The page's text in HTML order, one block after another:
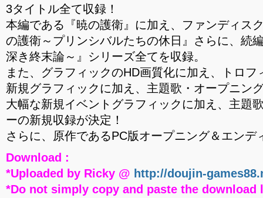
3タイトル全て収録！
本編である『暁の護衛』に加え、ファンディス
の護衛～プリンシバルたちの休日』さらに、続
深き終末論～』シリーズ全てを収録。
また、グラフィックのHD画質化に加え、トロフ
新規グラフィックに加え、主題歌・オープニン
大幅な新規イベントグラフィックに加え、主題
ーの新規収録が決定！
さらに、原作であるPC版オープニング＆エンデ
Download :
*Uploaded by Ricky @ http://doujin-
*Do not simply copy and paste the download